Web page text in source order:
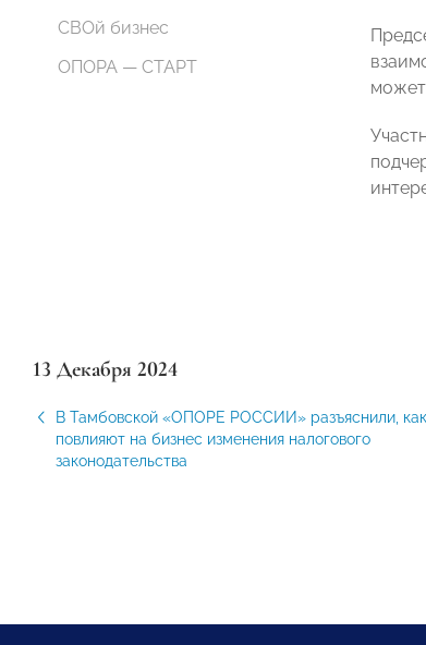
СВОй бизнес
ОПОРА — СТАРТ
может
13 Декабря 2024
В Тамбовской «ОПОРЕ РОССИИ» разъяснили, как
повлияют на бизнес изменения налогового
законодательства